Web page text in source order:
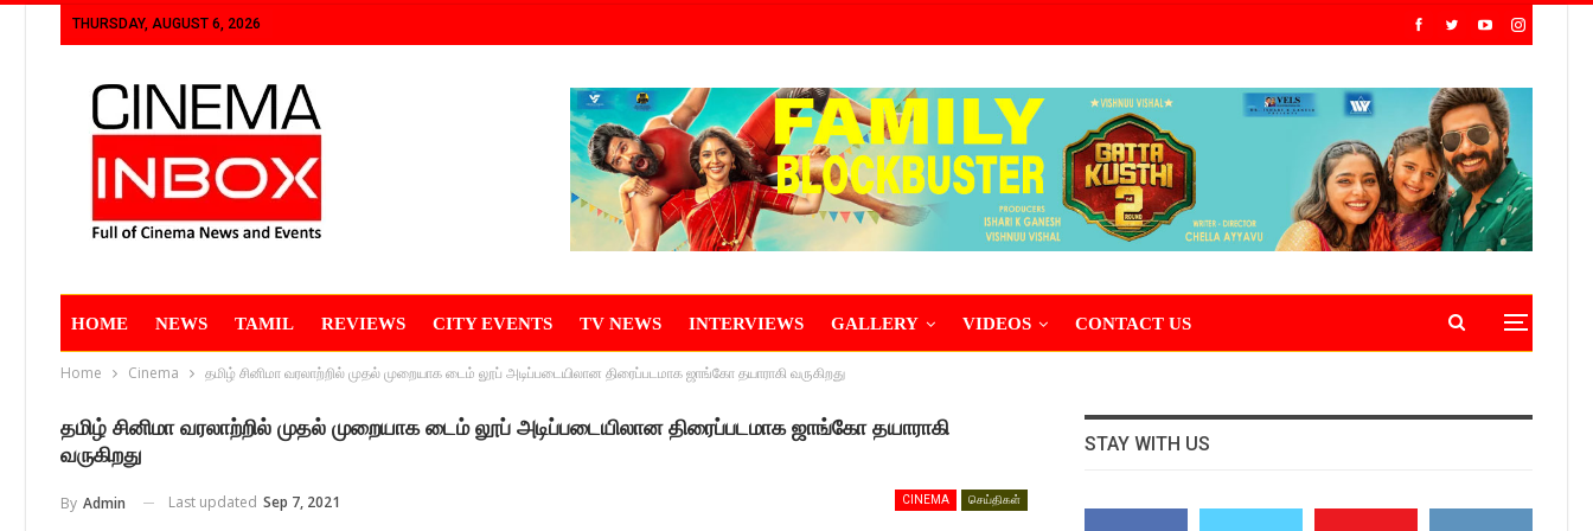
THURSDAY, AUGUST 6, 2026
HOME NEWS TAMIL REVIEWS CITY EVENTS TV NEWS INTERVIEWS GALLERY VIDEOS CONTACT US
Home Cinema தமிழ் சினிமா வரலாற்றில் முதல் முறையாக டைம் லூப் அடிப்படையிலான திரைப்படமாக ஜாங்கோ தயாராகி வருகிறது
தமிழ் சினிமா வரலாற்றில் முதல் முறையாக டைம் லூப் அடிப்படையிலான திரைப்படமாக ஜாங்கோ தயாராகி
வருகிறது
CINEMA செய்திகள்
By Admin Last updated Sep 7, 2021
STAY WITH US